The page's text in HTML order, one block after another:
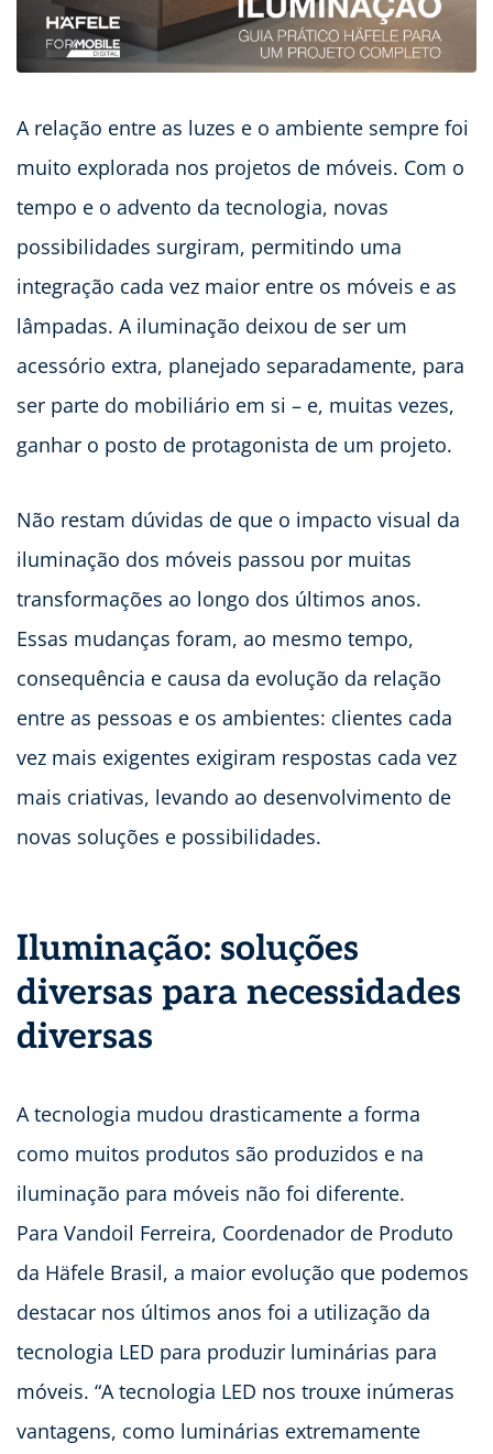
A relação entre as luzes e o ambiente sempre foi
muito explorada nos projetos de móveis. Com o
tempo e o advento da tecnologia, novas
possibilidades surgiram, permitindo uma
integração cada vez maior entre os móveis e as
lâmpadas. A iluminação deixou de ser um
acessório extra, planejado separadamente, para
ser parte do mobiliário em si – e, muitas vezes,
ganhar o posto de protagonista de um projeto.
Não restam dúvidas de que o impacto visual da
iluminação dos móveis passou por muitas
transformações ao longo dos últimos anos.
Essas mudanças foram, ao mesmo tempo,
consequência e causa da evolução da relação
entre as pessoas e os ambientes: clientes cada
vez mais exigentes exigiram respostas cada vez
mais criativas, levando ao desenvolvimento de
novas soluções e possibilidades.
Iluminação: soluções
diversas para necessidades
diversas
A tecnologia mudou drasticamente a forma
como muitos produtos são produzidos e na
iluminação para móveis não foi diferente.
Para Vandoil Ferreira, Coordenador de Produto
da Häfele Brasil, a maior evolução que podemos
destacar nos últimos anos foi a utilização da
tecnologia LED para produzir luminárias para
móveis. “A tecnologia LED nos trouxe inúmeras
vantagens, como luminárias extremamente